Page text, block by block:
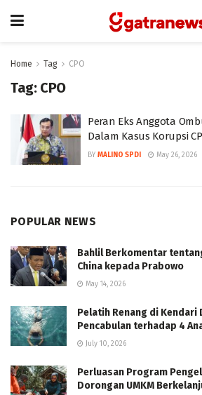
Home Tag CPO
Tag: CPO
Peran Eks Anggota
Dalam Kasus Korupsi
BY MALINO SPDI May 26, 2026
POPULAR NEWS
Bahlil Berkomentar
China kepada Prabowo
May 14, 2026
Pelatih Renang di Kendari
Pencabulan terhadap 4
July 10, 2026
Perluasan Program
Dorongan UMKM